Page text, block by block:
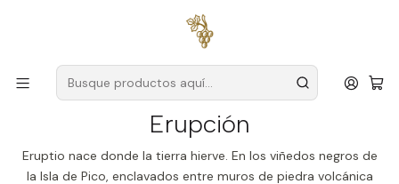
para pedidos superiores a
Productores Azores Erupción
Erupción
Eruptio nace donde la tierra hierve. En los viñedos negros de
la Isla de Pico, enclavados entre muros de piedra volcánica